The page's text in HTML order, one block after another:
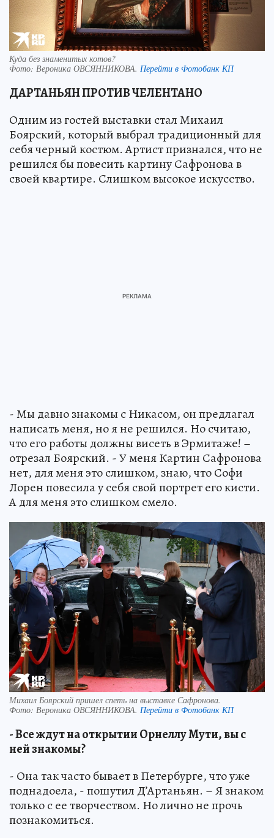
Куда без знаменитых котов?
Фото: Вероника ОВСЯННИКОВА. Перейти в Фотобанк КП
ДАРТАНЬЯН ПРОТИВ ЧЕЛЕНТАНО
Одним из гостей выставки стал Михаил
Боярский, который выбрал традиционный для
себя черный костюм. Артист признался, что не
решился бы повесить картину Сафронова в
своей квартире. Слишком высокое искусство.
- Мы давно знакомы с Никасом, он предлагал
написать меня, но я не решился. Но считаю,
что его работы должны висеть в Эрмитаже! –
отрезал Боярский. - У меня Картин Сафронова
нет, для меня это слишком, знаю, что Софи
Лорен повесила у себя свой портрет его кисти.
А для меня это слишком смело.
Михаил Боярский пришел спеть на выставке Сафронова.
Фото: Вероника ОВСЯННИКОВА. Перейти в Фотобанк КП
- Все ждут на открытии Орнеллу Мути, вы с
ней знакомы?
- Она так часто бывает в Петербурге, что уже
поднадоела, - пошутил Д’Артаньян. – Я знаком
только с ее творчеством. Но лично не прочь
познакомиться.